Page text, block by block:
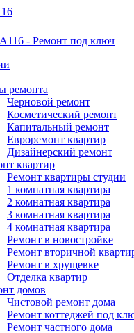
ремонта
Черновой ремонт
Косметический ремонт
Капитальный ремонт
Евроремонт квартир
Дизайнерский ремонт
квартир
Ремонт квартиры студии
1 комнатная квартира
2 комнатная квартира
3 комнатная квартира
4 комнатная квартира
Ремонт в новостройке
Ремонт вторичной
Ремонт в хрущевке
Отделка квартир
домов
Чистовой ремонт дома
Ремонт коттеджей под
Ремонт частного дома